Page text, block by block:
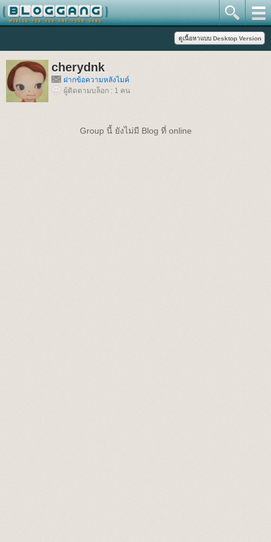
cherydnk
ฝากข้อความหลังไมค์
ผู้ติดตามบล็อก : 1 คน
Group นี้ ยังไม่มี Blog ที่ online